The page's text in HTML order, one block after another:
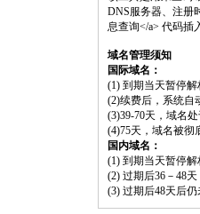
DNS服务器、注册
息查询</a> 代码插
域名管理须知
国际域名：
(1) 到期当天暂停
(2)续费后，系统自
(3)39-70天，域名
(4)75天，域名被彻
国内域名：
(1) 到期当天暂停
(2) 过期后36－48
(3) 过期后48天后